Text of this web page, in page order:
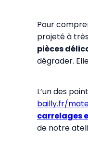
Pour
projeté à
pièces
dégrader.
L’un des
bailly.fr/
carrelages
de notre